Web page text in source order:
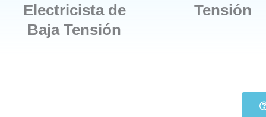
Electricista de
Baja Tensión
Tensión